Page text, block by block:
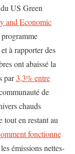
du US Green
and Economic
à rapporter des
ont abaissé la
par3,3% entre
de
chauds
tout en restant au
fonctionne
émissions nettes-